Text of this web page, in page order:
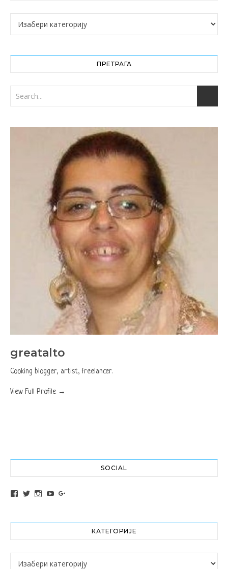
Категорије
ПРЕТРАГА
greatalto
Cooking blogger, artist, freelancer.
View Full Profile →
SOCIAL
View altochef’s profile on Facebook
View jovancica73’s profile on Twitter
View jovancica73’s profile on Instagram
View jovancica73’s profile on YouTube
КАТЕГОРИЈЕ
Категорије